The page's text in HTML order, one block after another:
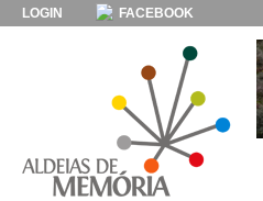
LOGIN FACEBOOK